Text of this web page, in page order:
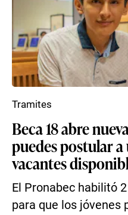
Beca 18 abre
puedes postular
vacantes
El Pronabec habilitó
para que los jóvenes
Tramites